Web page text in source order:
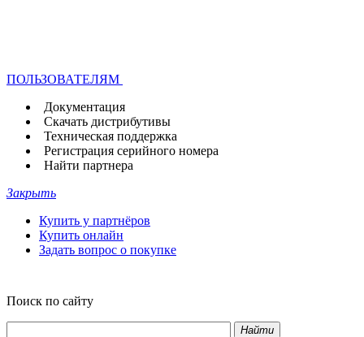
ПОЛЬЗОВАТЕЛЯМ
Документация
Скачать дистрибутивы
Техническая поддержка
Регистрация серийного номера
Найти партнера
Закрыть
Купить у партнёров
Купить онлайн
Задать вопрос о покупке
Поиск по сайту
Найти